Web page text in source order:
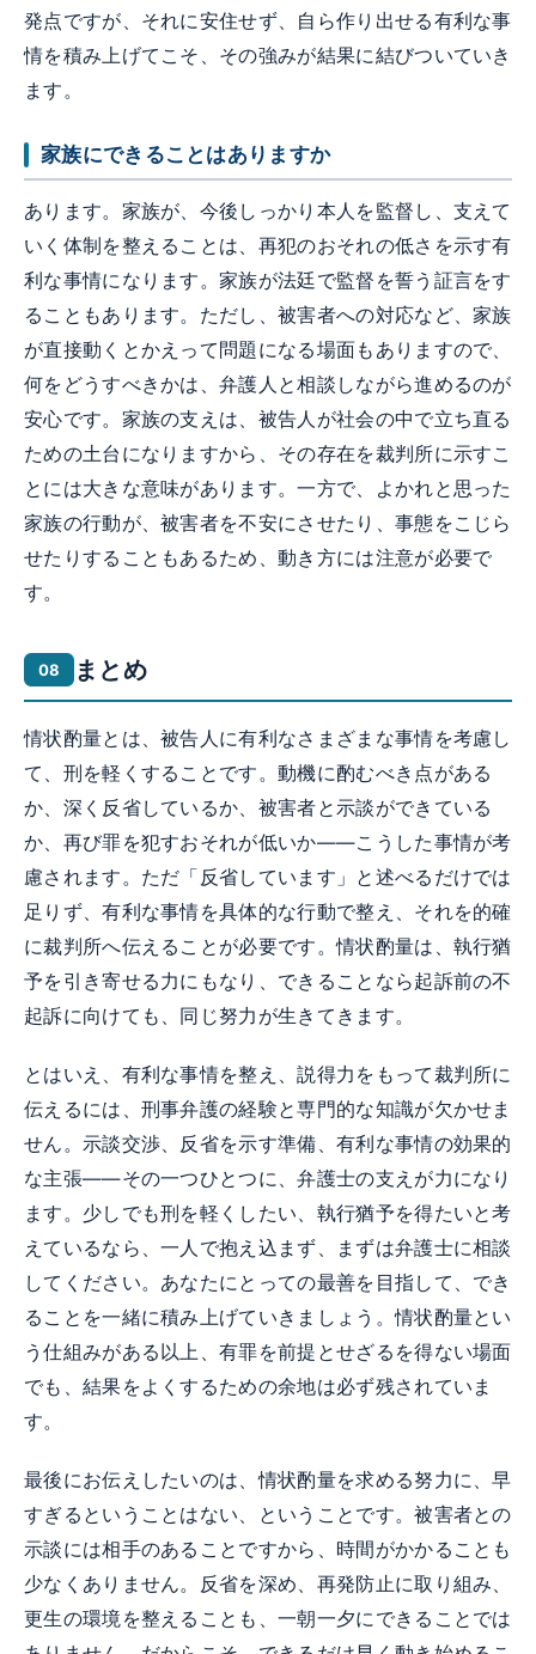
発点ですが、それに安住せず、自ら作り出せる有利な事
情を積み上げてこそ、その強みが結果に結びついていき
ます。
家族にできることはありますか
あります。家族が、今後しっかり本人を監督し、支えて
いく体制を整えることは、再犯のおそれの低さを示す有
利な事情になります。家族が法廷で監督を誓う証言をす
ることもあります。ただし、被害者への対応など、家族
が直接動くとかえって問題になる場面もありますので、
何をどうすべきかは、弁護人と相談しながら進めるのが
安心です。家族の支えは、被告人が社会の中で立ち直る
ための土台になりますから、その存在を裁判所に示すこ
とには大きな意味があります。一方で、よかれと思った
家族の行動が、被害者を不安にさせたり、事態をこじら
せたりすることもあるため、動き方には注意が必要で
す。
まとめ
情状酌量とは、被告人に有利なさまざまな事情を考慮し
て、刑を軽くすることです。動機に酌むべき点がある
か、深く反省しているか、被害者と示談ができている
か、再び罪を犯すおそれが低いか——こうした事情が考
慮されます。ただ「反省しています」と述べるだけでは
足りず、有利な事情を具体的な行動で整え、それを的確
に裁判所へ伝えることが必要です。情状酌量は、執行猶
予を引き寄せる力にもなり、できることなら起訴前の不
起訴に向けても、同じ努力が生きてきます。
とはいえ、有利な事情を整え、説得力をもって裁判所に
伝えるには、刑事弁護の経験と専門的な知識が欠かせま
せん。示談交渉、反省を示す準備、有利な事情の効果的
な主張——その一つひとつに、弁護士の支えが力になり
ます。少しでも刑を軽くしたい、執行猶予を得たいと考
えているなら、一人で抱え込まず、まずは弁護士に相談
してください。あなたにとっての最善を目指して、でき
ることを一緒に積み上げていきましょう。情状酌量とい
う仕組みがある以上、有罪を前提とせざるを得ない場面
でも、結果をよくするための余地は必ず残されていま
す。
最後にお伝えしたいのは、情状酌量を求める努力に、早
すぎるということはない、ということです。被害者との
示談には相手のあることですから、時間がかかることも
少なくありません。反省を深め、再発防止に取り組み、
更生の環境を整えることも、一朝一夕にできることでは